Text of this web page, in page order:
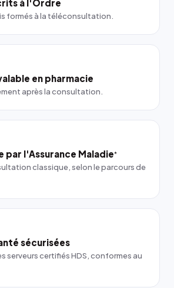
à l'Ordre
formés à la téléconsultation.
en pharmacie
après la consultation.
par l'Assurance Maladie*
classique, selon le parcours de
sécurisées
serveurs certifiés HDS, conformes au